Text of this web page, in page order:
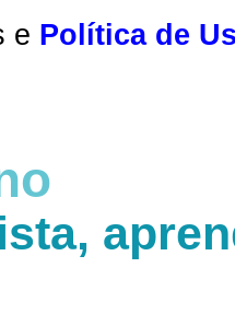
e Política de